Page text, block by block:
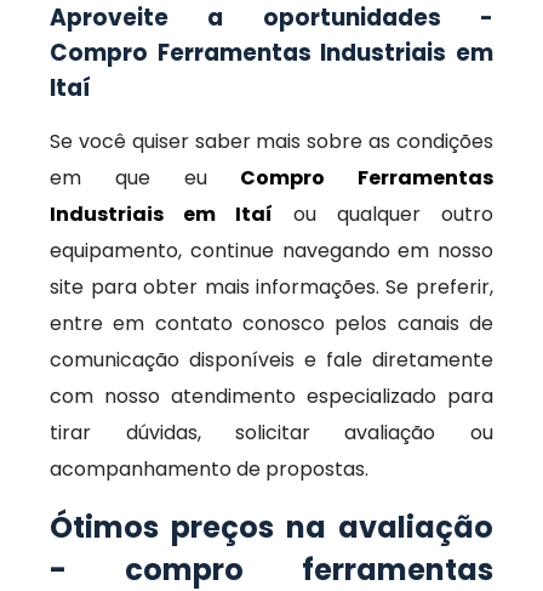
Aproveite a oportunidades -
Compro Ferramentas Industriais em
Itaí
Se você quiser saber mais sobre as condições
em que eu Compro Ferramentas
Industriais em Itaí ou qualquer outro
equipamento, continue navegando em nosso
site para obter mais informações. Se preferir,
entre em contato conosco pelos canais de
comunicação disponíveis e fale diretamente
com nosso atendimento especializado para
tirar dúvidas, solicitar avaliação ou
acompanhamento de propostas.
Ótimos preços na avaliação
- compro ferramentas